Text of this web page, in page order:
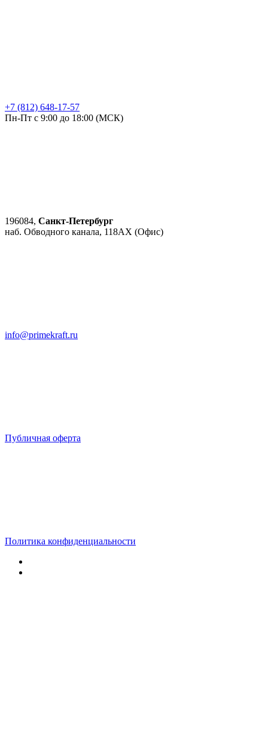
+7 (812) 648-17-57
Пн-Пт с 9:00 до 18:00 (МСК)
196084, Санкт-Петербург
наб. Обводного канала, 118АХ (Офис)
info@primekraft.ru
Публичная оферта
Политика конфиденциальности